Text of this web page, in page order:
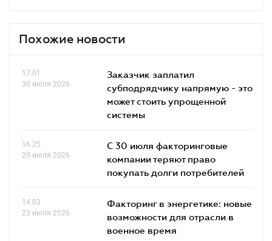
Похожие новости
17.01
30 июля 2026
Заказчик заплатил
субподрядчику напрямую - это
может стоить упрощенной
системы
16.25
29 июля 2026
С 30 июля факторинговые
компании теряют право
покупать долги потребителей
14.03
23 июля 2026
Факторинг в энергетике: новые
возможности для отрасли в
военное время